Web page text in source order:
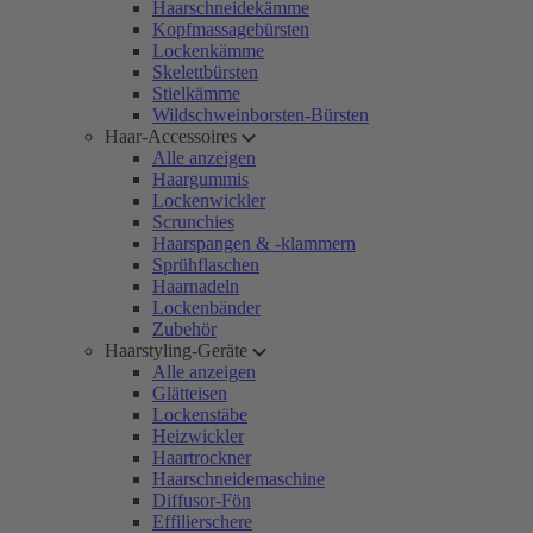
Haarschneidekämme
Kopfmassagebürsten
Lockenkämme
Skelettbürsten
Stielkämme
Wildschweinborsten-Bürsten
Haar-Accessoires
Alle anzeigen
Haargummis
Lockenwickler
Scrunchies
Haarspangen & -klammern
Sprühflaschen
Haarnadeln
Lockenbänder
Zubehör
Haarstyling-Geräte
Alle anzeigen
Glätteisen
Lockenstäbe
Heizwickler
Haartrockner
Haarschneidemaschine
Diffusor-Fön
Effilierschere